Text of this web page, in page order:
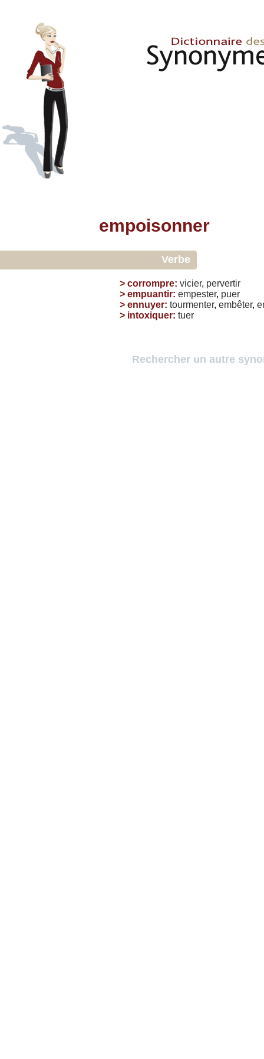
empoisonner
Verbe
> corrompre: vicier, pervertir
> empuantir: empester, puer
> ennuyer: tourmenter, embêter,
> intoxiquer: tuer
Rechercher un autre